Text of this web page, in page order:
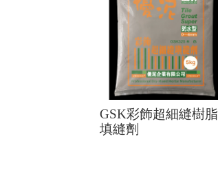
GSK彩飾超細縫樹脂
填縫劑